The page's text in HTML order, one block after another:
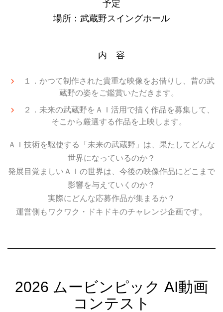
予定
場所：武蔵野スイングホール
内 容
１．かつて制作された貴重な映像をお借りし、昔の武
蔵野の姿をご鑑賞いただきます。
２．未来の武蔵野をＡＩ活用で描く作品を募集して、
そこから厳選する作品を上映します。
ＡＩ技術を駆使する「未来の武蔵野」は、果たしてどんな
世界になっているのか？
発展目覚ましいＡＩの世界は、今後の映像作品にどこまで
影響を与えていくのか？
実際にどんな応募作品が集まるか？
運営側もワクワク・ドキドキのチャレンジ企画です。
2026 ムービンピック AI動画
コンテスト